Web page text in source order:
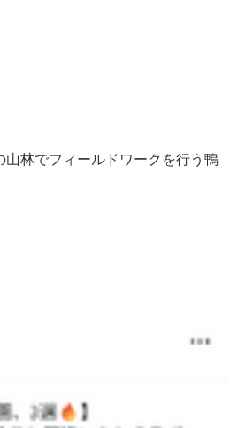
林でフィールドワークを行う鴨